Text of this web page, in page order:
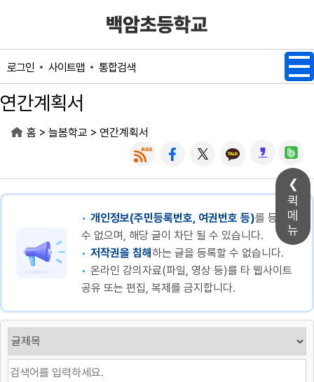
퀵
메
뉴
로그인 사이트맵 통합검색
연간계획서
홈 > 늘봄학교 > 연간계획서
개인정보(주민등록번호, 여권번호 등)를 등록할
수 없으며, 해당 글이 차단 될 수 있습니다.
저작권을 침해하는 글을 등록할 수 없습니다.
온라인 강의자료(파일, 영상 등)를 타 웹사이트
공유 또는 편집, 복제를 금지합니다.